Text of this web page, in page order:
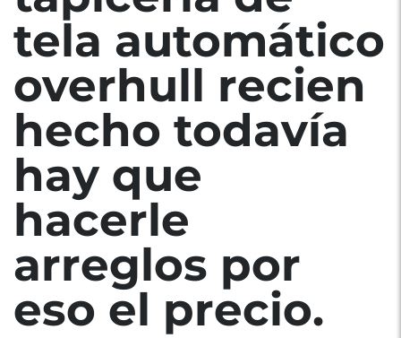
tela automático
overhull recien
hecho todavía
hay que
hacerle
arreglos por
eso el precio.